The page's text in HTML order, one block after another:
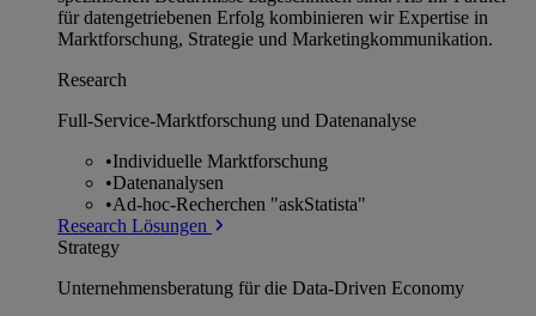
für datengetriebenen Erfolg kombinieren wir Expertise in
Marktforschung, Strategie und Marketingkommunikation.
Research
Full-Service-Marktforschung und Datenanalyse
•Individuelle Marktforschung
•Datenanalysen
•Ad-hoc-Recherchen "askStatista"
Research Lösungen
Strategy
Unternehmens­beratung für die Data-Driven Economy